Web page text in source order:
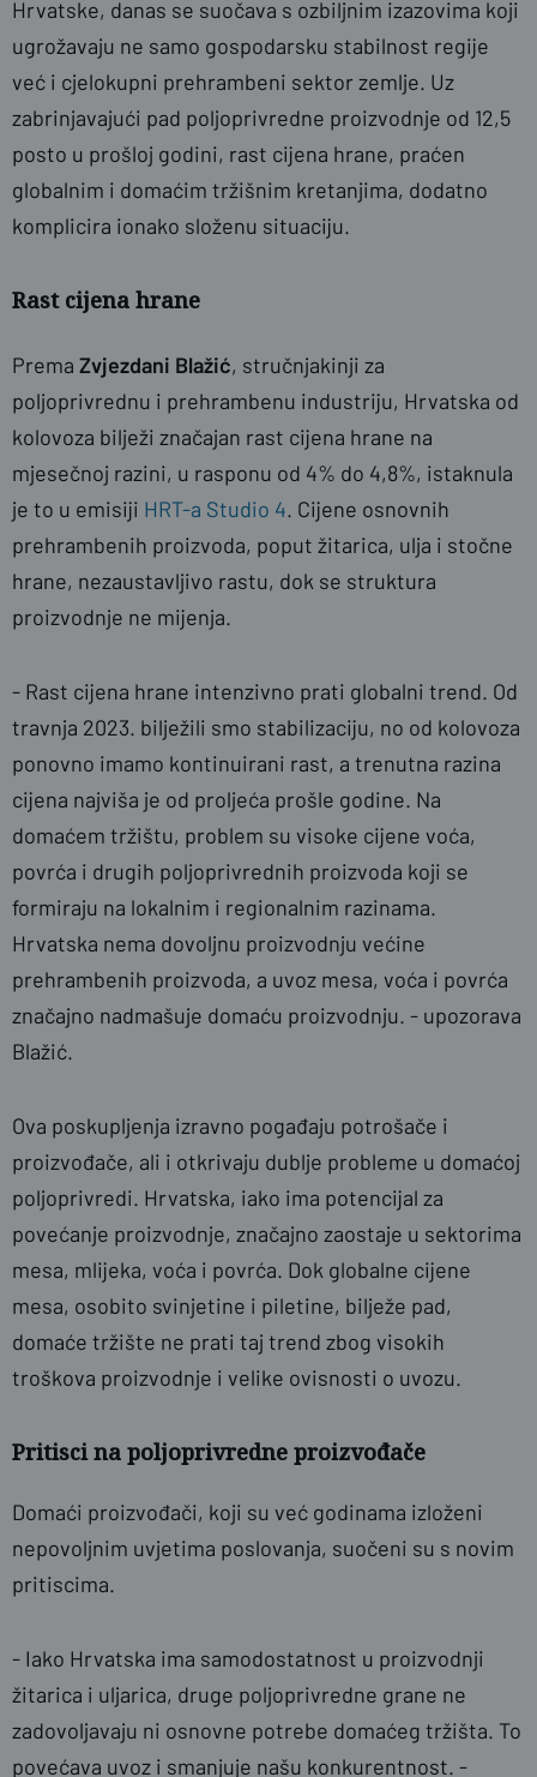
Hrvatske, danas se suočava s ozbiljnim izazovima koji
ugrožavaju ne samo gospodarsku stabilnost regije
već i cjelokupni prehrambeni sektor zemlje. Uz
zabrinjavajući pad poljoprivredne proizvodnje od 12,5
posto u prošloj godini, rast cijena hrane, praćen
globalnim i domaćim tržišnim kretanjima, dodatno
komplicira ionako složenu situaciju.
Rast cijena hrane
Prema Zvjezdani Blažić, stručnjakinji za
poljoprivrednu i prehrambenu industriju, Hrvatska od
kolovoza bilježi značajan rast cijena hrane na
mjesečnoj razini, u rasponu od 4% do 4,8%, istaknula
je to u emisiji HRT-a Studio 4. Cijene osnovnih
prehrambenih proizvoda, poput žitarica, ulja i stočne
hrane, nezaustavljivo rastu, dok se struktura
proizvodnje ne mijenja.
- Rast cijena hrane intenzivno prati globalni trend. Od
travnja 2023. bilježili smo stabilizaciju, no od kolovoza
ponovno imamo kontinuirani rast, a trenutna razina
cijena najviša je od proljeća prošle godine. Na
domaćem tržištu, problem su visoke cijene voća,
povrća i drugih poljoprivrednih proizvoda koji se
formiraju na lokalnim i regionalnim razinama.
Hrvatska nema dovoljnu proizvodnju većine
prehrambenih proizvoda, a uvoz mesa, voća i povrća
značajno nadmašuje domaću proizvodnju. - upozorava
Blažić.
Ova poskupljenja izravno pogađaju potrošače i
proizvođače, ali i otkrivaju dublje probleme u domaćoj
poljoprivredi. Hrvatska, iako ima potencijal za
povećanje proizvodnje, značajno zaostaje u sektorima
mesa, mlijeka, voća i povrća. Dok globalne cijene
mesa, osobito svinjetine i piletine, bilježe pad,
domaće tržište ne prati taj trend zbog visokih
troškova proizvodnje i velike ovisnosti o uvozu.
Pritisci na poljoprivredne proizvođače
Domaći proizvođači, koji su već godinama izloženi
nepovoljnim uvjetima poslovanja, suočeni su s novim
pritiscima.
- Iako Hrvatska ima samodostatnost u proizvodnji
žitarica i uljarica, druge poljoprivredne grane ne
zadovoljavaju ni osnovne potrebe domaćeg tržišta. To
povećava uvoz i smanjuje našu konkurentnost. -